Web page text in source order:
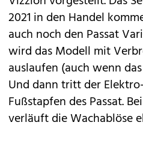
2021 in den Handel
auch noch den Passat
wird das Modell mit
auslaufen (auch wenn
Und dann tritt der
Fußstapfen des Passat.
verläuft die Wachablöse